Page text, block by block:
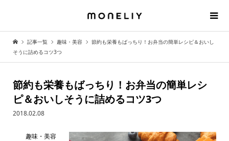
記事一覧 趣味・美容
節約も栄養もばっちり！お弁当の簡単レシピ＆おいし
そうに詰めるコツ3つ
節約も栄養もばっちり！お弁当の簡単レシ
ピ＆おいしそうに詰めるコツ3つ
2018.02.08
趣味・美容